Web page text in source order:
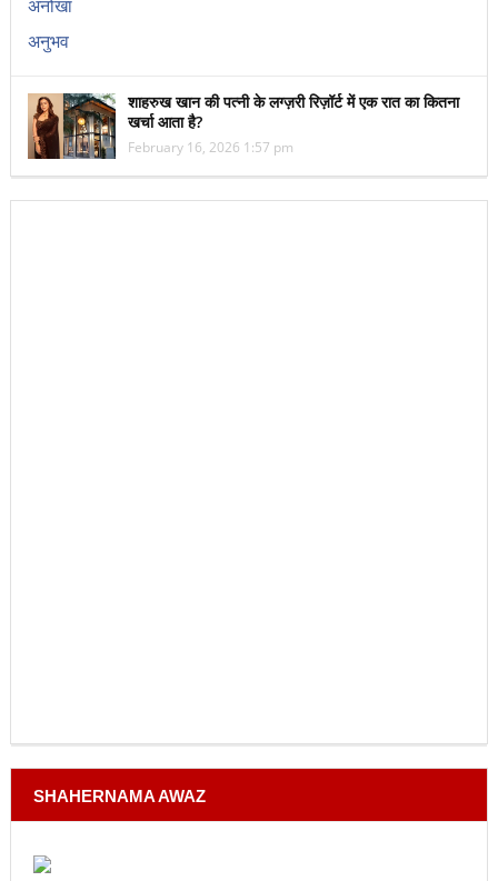
शाहरुख खान की पत्नी के लग्ज़री रिज़ॉर्ट में एक रात का कितना
खर्चा आता है?
February 16, 2026 1:57 pm
SHAHERNAMA AWAZ